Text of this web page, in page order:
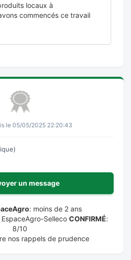
locaux à
commencés ce travail
le 05/05/2025 22:20:43
un message
: moins de 2 ans
Selleco CONFIRMÉ:
8/10
nos rappels de prudence